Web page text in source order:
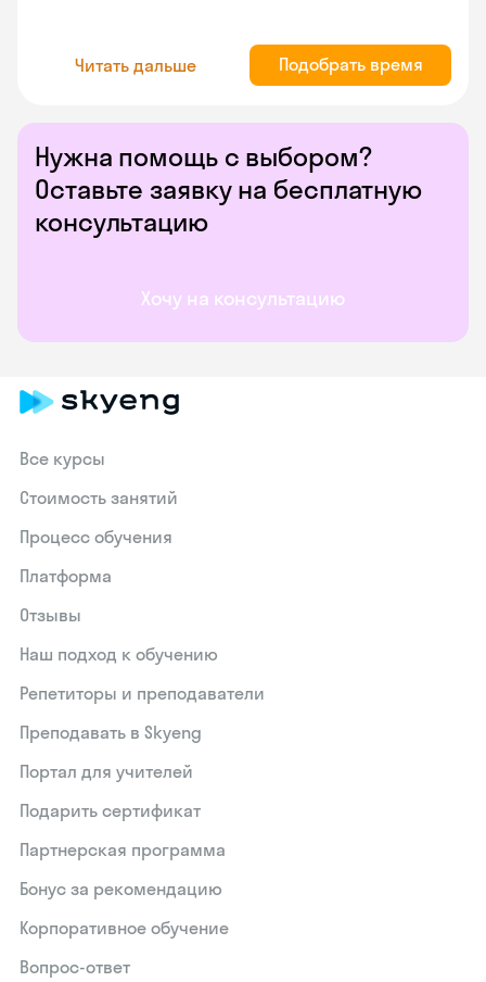
Нужна помощь с выбором?
Оставьте заявку на бесплатную
консультацию
Хочу на консультацию
Читать дальше Подобрать время
Все курсы
Стоимость занятий
Процесс обучения
Платформа
Отзывы
Наш подход к обучению
Репетиторы и преподаватели
Преподавать в Skyeng
Портал для учителей
Подарить сертификат
Партнерская программа
Бонус за рекомендацию
Корпоративное обучение
Вопрос-ответ